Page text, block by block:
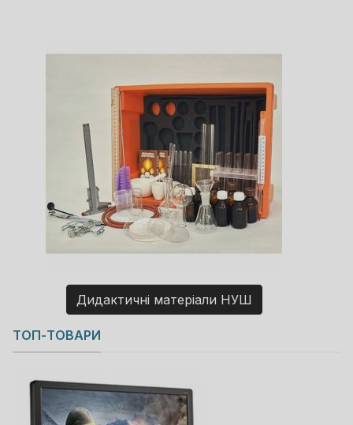
Дидактичні матеріали НУШ
Copyright MAXXmarketing GmbH
JoomShopping Download & Support
ТОП-ТОВАРИ